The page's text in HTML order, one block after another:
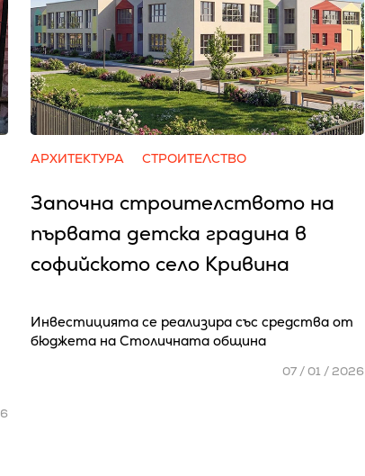
АРХИТЕКТУРА СТРОИТЕЛСТВО
Започна строителството на
първата детска градина в
софийското село Кривина
Инвестицията се реализира със средства от
бюджета на Столичната община
07 / 01 / 2026